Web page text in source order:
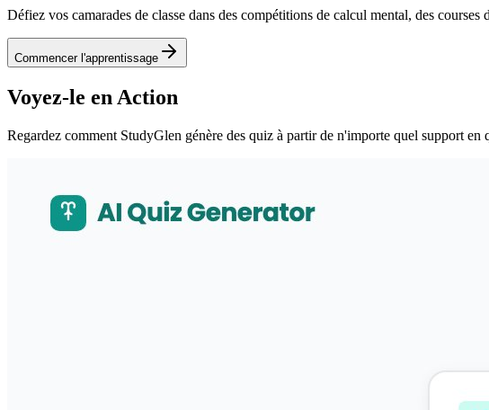
Défiez vos camarades de classe dans des compétitions de calcul mental, des
Commencer l'apprentissage
Voyez-le en Action
Regardez comment StudyGlen génère des quiz à partir de n'importe quel support en